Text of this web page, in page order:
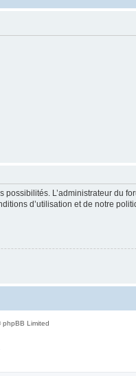
L’administrateur du
d’utilisation et de notre
Limited